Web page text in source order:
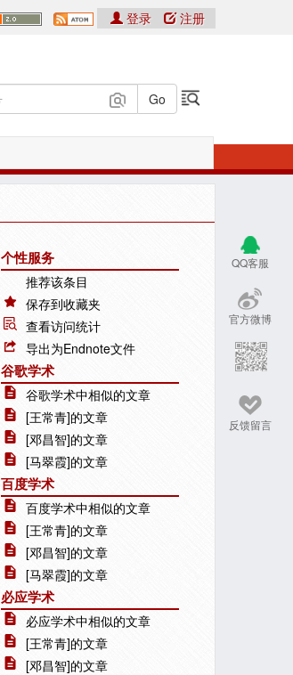
登录 注册
QQ客服
官方微博
反馈留言
个性服务
推荐该条目
保存到收藏夹
查看访问统计
导出为Endnote文件
谷歌学术
谷歌学术中相似的文章
[王常青]的文章
[邓昌智]的文章
[马翠霞]的文章
百度学术
百度学术中相似的文章
[王常青]的文章
[邓昌智]的文章
[马翠霞]的文章
必应学术
必应学术中相似的文章
[王常青]的文章
[邓昌智]的文章